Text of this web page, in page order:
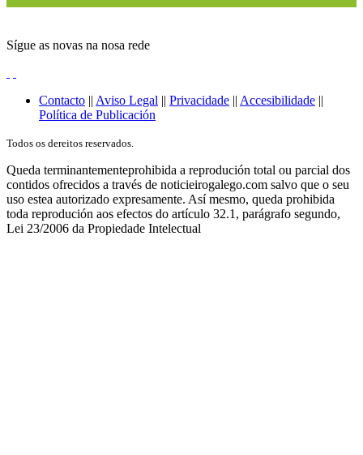
Sígue as novas na nosa rede
Contacto || Aviso Legal || Privacidade || Accesibilidade ||
Política de Publicación
Todos os dereitos reservados.
Queda terminantementeprohibida a reprodución total ou parcial dos
contidos ofrecidos a través de noticieirogalego.com salvo que o seu
uso estea autorizado expresamente. Así mesmo, queda prohibida
toda reprodución aos efectos do artículo 32.1, parágrafo segundo,
Lei 23/2006 da Propiedade Intelectual